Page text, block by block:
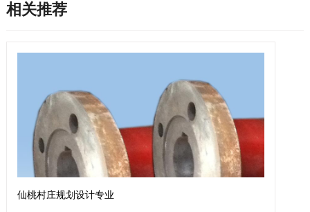
相关推荐
仙桃村庄规划设计专业